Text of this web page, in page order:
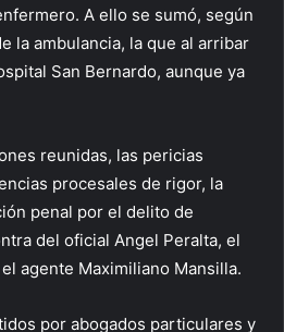
A ello se sumó, según
la ambulancia, la que al arribar
San Bernardo, aunque ya
reunidas, las pericias
procesales de rigor, la
penal por el delito de
del oficial Angel Peralta, el
agente Maximiliano Mansilla.
por abogados particulares y